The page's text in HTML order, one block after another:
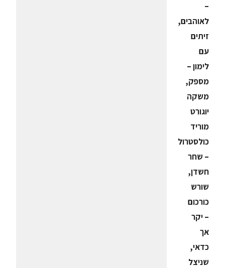
–
לאוהבים,
זיתים
עם
לימון –
מספק,
משקה
יוגורט
מוריד
כולסטרול
– שחר
חשדן,
שורש
כורכום
– יקר
אך
כדאי,
שניצל